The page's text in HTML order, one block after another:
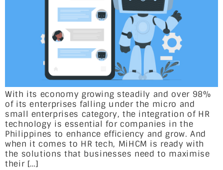
With its economy growing steadily and over 98%
of its enterprises falling under the micro and
small enterprises category, the integration of HR
technology is essential for companies in the
Philippines to enhance efficiency and grow. And
when it comes to HR tech, MiHCM is ready with
the solutions that businesses need to maximise
their […]